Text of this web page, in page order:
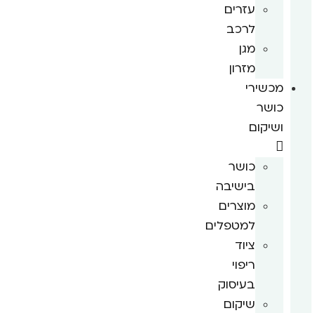
עזרים
לרכב
מגן
מזרון
מכשירי
כושר
ושיקום
כושר
בישיבה
מוצרים
למטפלים
ציוד
ריפוי
בעיסוק
שיקום